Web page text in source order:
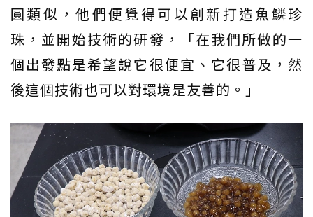
圓類似，他們便覺得可以創新打造魚鱗珍
珠，並開始技術的研發，「在我們所做的一
個出發點是希望說它很便宜、它很普及，然
後這個技術也可以對環境是友善的。」